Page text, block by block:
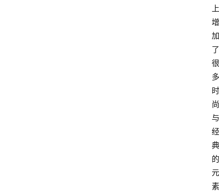
上
增
加
了
很
多
时
尚
与
经
典
的
元
素